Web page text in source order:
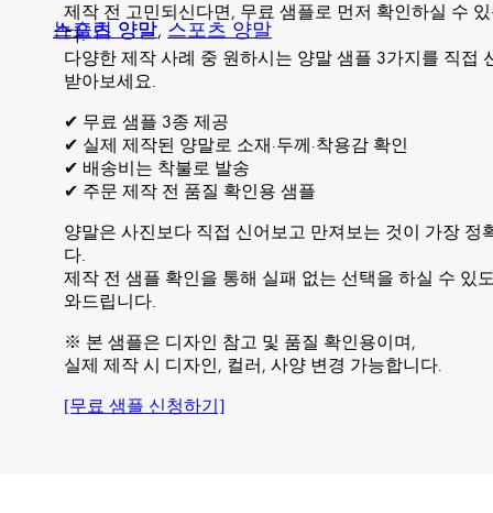
스포츠 양말
논슬립 양말, 스포츠 양말
제작 전 고민되신다면, 무료 샘플로 먼저 확인하실 수
다.
다양한 제작 사례 중 원하시는 양말 샘플 3가지를 직접
받아보세요.
✔ 무료 샘플 3종 제공
✔ 실제 제작된 양말로 소재·두께·착용감 확인
✔ 배송비는 착불로 발송
✔ 주문 제작 전 품질 확인용 샘플
양말은 사진보다 직접 신어보고 만져보는 것이 가장 정
다.
제작 전 샘플 확인을 통해 실패 없는 선택을 하실 수 있
와드립니다.
※ 본 샘플은 디자인 참고 및 품질 확인용이며,
실제 제작 시 디자인, 컬러, 사양 변경 가능합니다.
[무료 샘플 신청하기]